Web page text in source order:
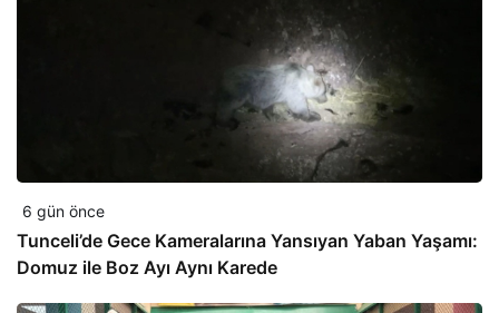
6 gün önce
Tunceli’de Gece Kameralarına Yansıyan Yaban Yaşamı:
Domuz ile Boz Ayı Aynı Karede